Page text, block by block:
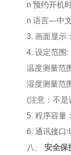
n 预约开机
n 语言—中
3. 画面显示
4. 设定范围:
温度测量范
湿度测量范
(注意：不
5. 程序容量
6. 通讯接口
八、 安全保